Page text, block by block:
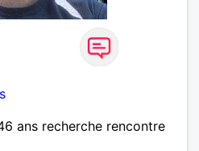
ans recherche rencontre